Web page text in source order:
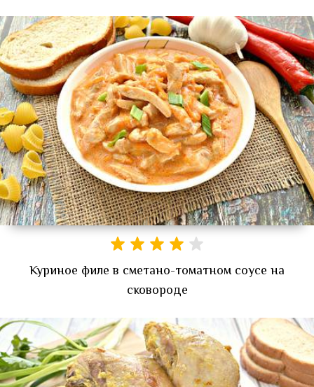
Куриное филе в сметано-томатном соусе на
сковороде